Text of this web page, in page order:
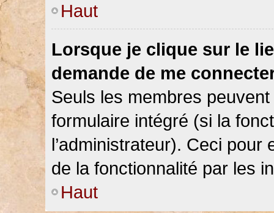
Haut
Lorsque je clique sur le
demande de me
Seuls les membres
formulaire intégré (si la
l’administrateur). Ceci pour
de la fonctionnalité par les
Haut